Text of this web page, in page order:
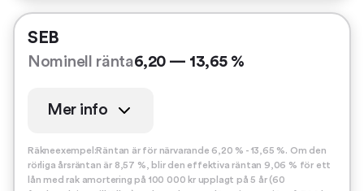
SEB
Nominell ränta6,20 — 13,65 %
Mer info
Räkneexempel:Räntan är för närvarande 6,20 % - 13,65 %. Om den
rörliga årsräntan är 8,57 %, blir den effektiva räntan 9,06 % för ett
lån med rak amortering på 100 000 kr upplagt på 5 år (60